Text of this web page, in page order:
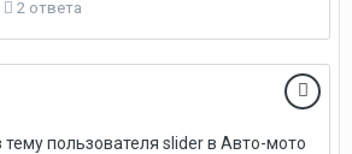
2 ответа
тему пользователя sliderв Авто-мото